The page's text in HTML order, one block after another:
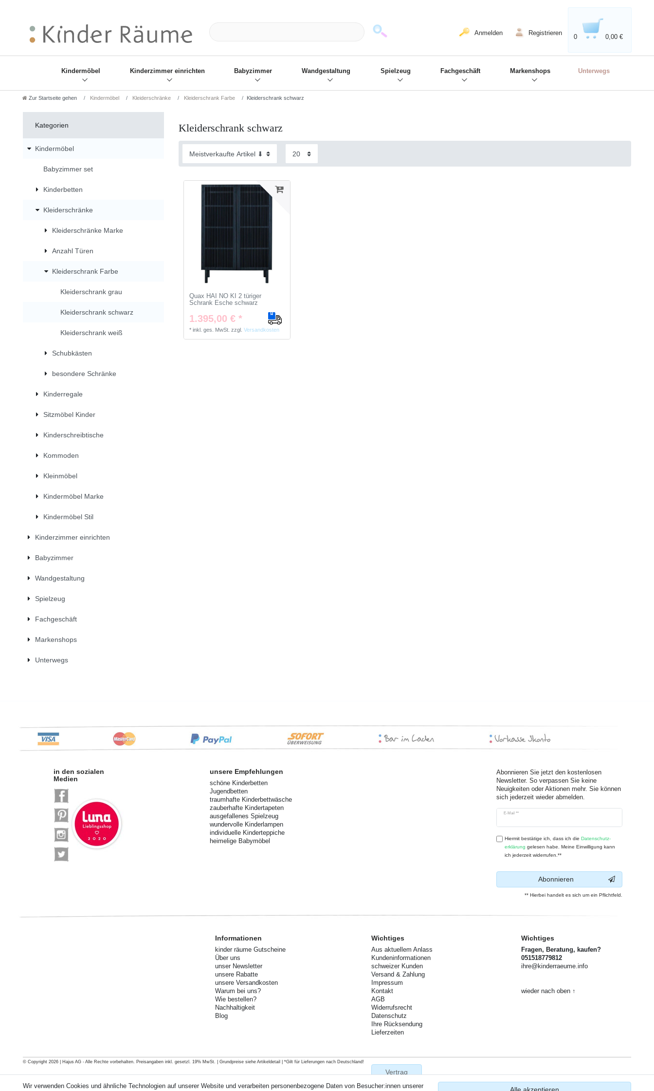
Anmelden Registrieren
0 0,00 €
Kindermöbel Kinderzimmer einrichten Babyzimmer Wandgestaltung Spielzeug Fachgeschäft Markenshops Unterwegs
Zur Startseite gehen Kindermöbel Kleiderschränke Kleiderschrank Farbe Kleiderschrank schwarz
Kategorien
Kindermöbel
Babyzimmer set
Kinderbetten
Kleiderschränke
Kleiderschränke Marke
Anzahl Türen
Kleiderschrank Farbe
Kleiderschrank grau
Kleiderschrank schwarz
Kleiderschrank weiß
Schubkästen
besondere Schränke
Kinderregale
Sitzmöbel Kinder
Kinderschreibtische
Kommoden
Kleinmöbel
Kindermöbel Marke
Kindermöbel Stil
Kinderzimmer einrichten
Babyzimmer
Wandgestaltung
Spielzeug
Fachgeschäft
Markenshops
Unterwegs
Kleiderschrank schwarz
Quax HAI NO KI 2 türiger
Schrank Esche schwarz
1.395,00 € *
*inkl. ges. MwSt. zzgl.Versandkosten
in den sozialen
Medien
unsere Empfehlungen
schöne Kinderbetten
Jugendbetten
traumhafte Kinderbettwäsche
zauberhafte Kindertapeten
ausgefallenes Spielzeug
wundervolle Kinderlampen
individuelle Kinderteppiche
heimelige Babymöbel
Abonnieren Sie jetzt den kostenlosen
Newsletter. So verpassen Sie keine
Neuigkeiten oder Aktionen mehr. Sie können
sich jederzeit wieder abmelden.
E-Mail **
Newsletter
Hiermit bestätige ich, dass ich die Daten­schutz­
erklärung gelesen habe. Meine Einwilligung kann
ich jederzeit widerrufen.**
Abonnieren
** Hierbei handelt es sich um ein Pflichtfeld.
Informationen
kinder räume Gutscheine
Über uns
unser Newsletter
unsere Rabatte
unsere Versandkosten
Warum bei uns?
Wie bestellen?
Nachhaltigkeit
Blog
Wichtiges
Aus aktuellem Anlass
Kundeninformationen
schweizer Kunden
Versand & Zahlung
Impressum
Kontakt
AGB
Widerrufsrecht
Datenschutz
Ihre Rücksendung
Lieferzeiten
Wichtiges
Fragen, Beratung, kaufen?
051518779812
ihre@kinderraeume.info
wieder nach oben ↑
© Copyright 2026 | Hajus AG - Alle Rechte vorbehalten. Preisangaben inkl. gesetzl. 19% MwSt. | Grundpreise siehe Artikeldetail | *Gilt für Lieferungen nach Deutschland!
Vertrag
Wir verwenden Cookies und ähnliche Technologien auf unserer Website und verarbeiten personenbezogene Daten von Besucher:innen unserer